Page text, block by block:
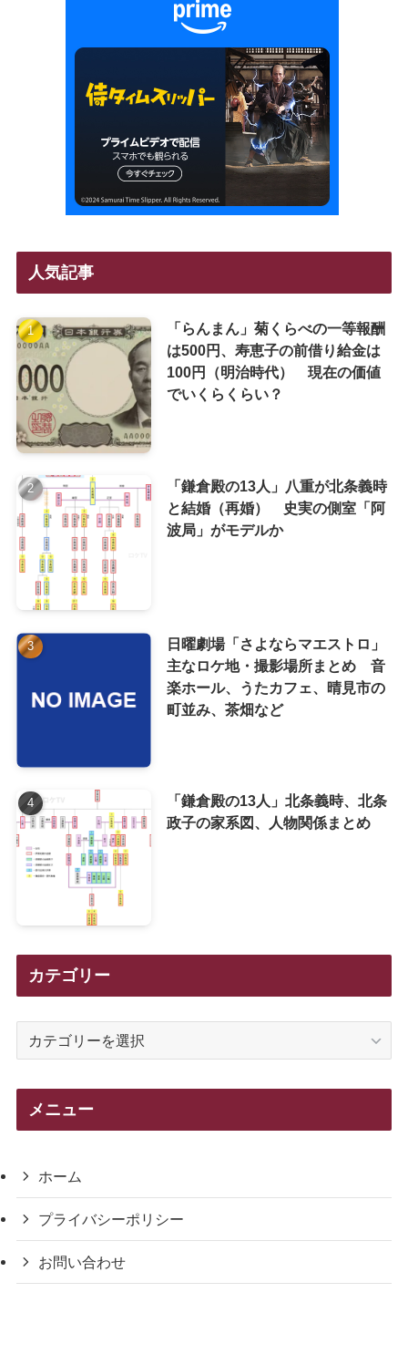
人気記事
「らんまん」菊くらべの一等報酬
は500円、寿恵子の前借り給金は
100円（明治時代） 現在の価値
でいくらくらい？
「鎌倉殿の13人」八重が北条義時
と結婚（再婚） 史実の側室「阿
波局」がモデルか
日曜劇場「さよならマエストロ」
主なロケ地・撮影場所まとめ 音
楽ホール、うたカフェ、晴見市の
町並み、茶畑など
「鎌倉殿の13人」北条義時、北条
政子の家系図、人物関係まとめ
カテゴリー
メニュー
ホーム
プライバシーポリシー
お問い合わせ